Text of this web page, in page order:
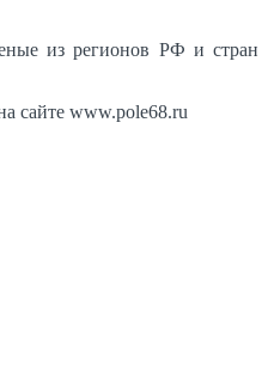
из регионов РФ и стран
сайте www.pole68.ru